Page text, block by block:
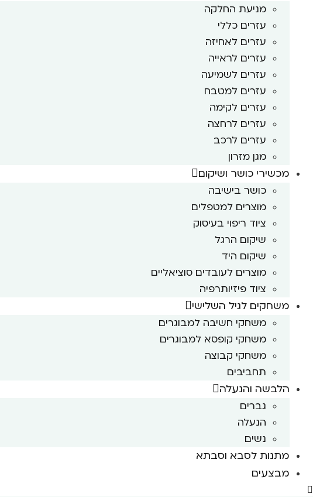
מניעת החלקה
עזרים כללי
עזרים לאחיזה
עזרים לראייה
עזרים לשמיעה
עזרים למטבח
עזרים לקימה
עזרים לרחצה
עזרים לרכב
מגן מזרון
מכשירי כושר ושיקום
כושר בישיבה
מוצרים למטפלים
ציוד ריפוי בעיסוק
שיקום הרגל
שיקום היד
מוצרים לעובדים סוציאליים
ציוד פיזיותרפיה
משחקים לגיל השלישי
משחקי חשיבה למבוגרים
משחקי קופסא למבוגרים
משחקי קבוצה
תחביבים
הלבשה והנעלה
גברים
הנעלה
נשים
מתנות לסבא וסבתא
מבצעים